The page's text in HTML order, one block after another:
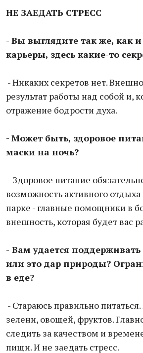
НЕ ЗАЕДАТЬ СТРЕСС
- Вы выглядите так же, как
карьеры, здесь какие-то
- Никаких секретов нет.
результат работы над собой и,
отражение бодрости духа.
- Может быть, здоровое
маски на ночь?
- Здоровое питание
возможность активного
парке - главные помощники в
внешность, которая будет вас
- Вам удается
или это дар природы?
в еде?
- Стараюсь правильно
зелени, овощей, фруктов.
следить за качеством и
пищи. И не заедать стресс.